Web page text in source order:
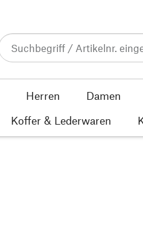
Herren Damen
Koffer & Lederwaren